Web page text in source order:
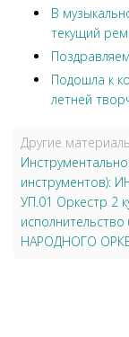
В
текущий
Подошла к
летней
Другие
инструментов):
УП.01 Оркестр 2
НАРОДНОГО